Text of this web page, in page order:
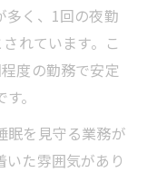
られる夜間対
する業務負担
しやすいトラ
多く、1回の夜勤
れています。こ
度の勤務で安定
。
眠を見守る業務が
た雰囲気があり